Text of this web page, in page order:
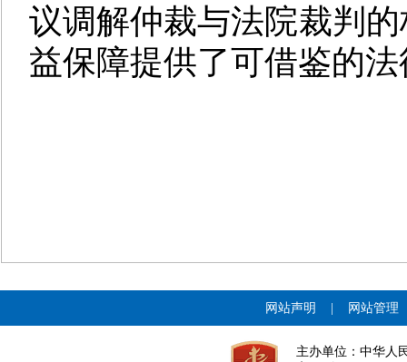
议调解仲裁与法院裁判
益保障提供了可借鉴的